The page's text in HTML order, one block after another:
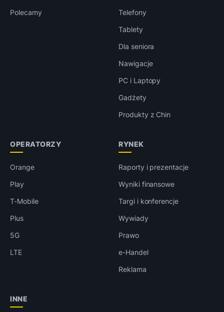
Polecamy
Telefony
Tablety
Dla seniora
Nawigacje
PC i Laptopy
Gadżety
Produkty z Chin
OPERATORZY
Orange
Play
T-Mobile
Plus
5G
LTE
RYNEK
Raporty i prezentacje
Wyniki finansowe
Targi i konferencje
Wywiady
Prawo
e-Handel
Reklama
INNE